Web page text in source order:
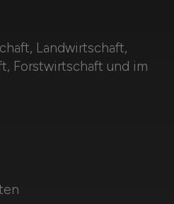
Landwirtschaft,
Forstwirtschaft und im